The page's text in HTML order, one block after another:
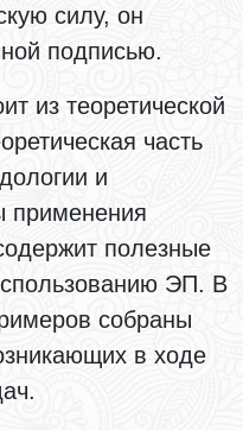
силу, он
подписью.
из теоретической
часть
и
применения
полезные
ЭП. В
собраны
в ходе